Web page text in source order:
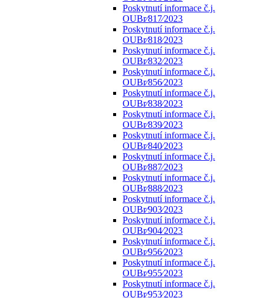
Poskytnutí informace č.j.
OUBr⁄817⁄2023
Poskytnutí informace č.j.
OUBr⁄818⁄2023
Poskytnutí informace č.j.
OUBr⁄832⁄2023
Poskytnutí informace č.j.
OUBr⁄856⁄2023
Poskytnutí informace č.j.
OUBr⁄838⁄2023
Poskytnutí informace č.j.
OUBr⁄839⁄2023
Poskytnutí informace č.j.
OUBr⁄840⁄2023
Poskytnutí informace č.j.
OUBr⁄887⁄2023
Poskytnutí informace č.j.
OUBr⁄888⁄2023
Poskytnutí informace č.j.
OUBr⁄903⁄2023
Poskytnutí informace č.j.
OUBr⁄904⁄2023
Poskytnutí informace č.j.
OUBr⁄956⁄2023
Poskytnutí informace č.j.
OUBr⁄955⁄2023
Poskytnutí informace č.j.
OUBr⁄953⁄2023